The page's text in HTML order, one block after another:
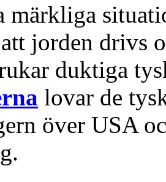
märkliga
jorden drivs
duktiga
lovar de
över USA